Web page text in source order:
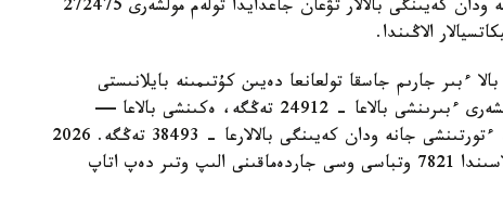
مەملەكەتتىك جاردەماقى تولەنەدى. ءتورتىنشى جانە ودان كەيىنگى بالالار تۋعان جاعدايدا تولەم مولشەرى 272475
الاڭىندا.
ءبىر جارىم جاسقا تولعانعا دەيىن كۇتىمىنە بايلانىستى
مەملەكەتتىك جاردەماقى بەرىلەدى. بيىل ونىڭ مولشەرى ءبىرىنشى بالاعا - 24912 تەڭگە، ەكىنشى بالاعا —
29454 تەڭگە، ءۇشىنشى بالاعا - 33952 تەڭگە، ءتورتىنشى جانە ودان كەيىنگى بالالارعا - 38493 تەڭگە. 2026
-جىلعى 1- تامىزداعى جاعداي بويىنشا استانا قالاسىندا 7821 وتباسى وسى جاردەماقىنى الىپ وتىر دەپ اتاپ